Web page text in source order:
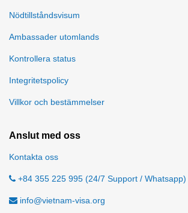
Nödtillståndsvisum
Ambassader utomlands
Kontrollera status
Integritetspolicy
Villkor och bestämmelser
Anslut med oss
Kontakta oss
+84 355 225 995 (24/7 Support / Whatsapp)
info@vietnam-visa.org